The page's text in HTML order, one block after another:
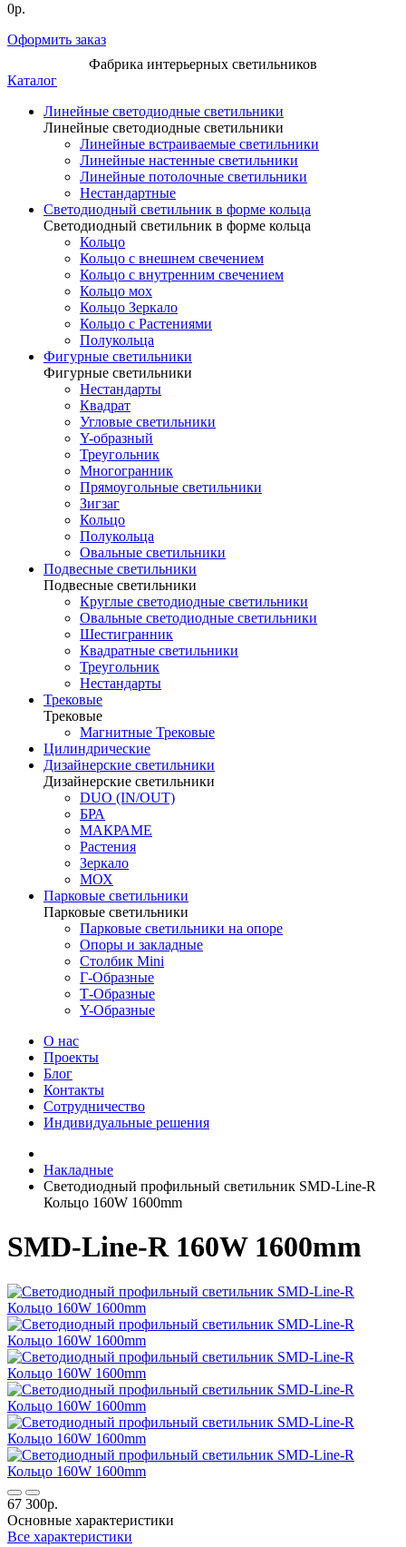
0р.
Оформить заказ
Фабрика интерьерных светильников
Каталог
Линейные светодиодные светильники
Линейные светодиодные светильники
Линейные встраиваемые светильники
Линейные настенные светильники
Линейные потолочные светильники
Нестандартные
Светодиодный светильник в форме кольца
Светодиодный светильник в форме кольца
Кольцо
Кольцо с внешнем свечением
Кольцо с внутренним свечением
Кольцо мох
Кольцо Зеркало
Кольцо с Растениями
Полукольца
Фигурные светильники
Фигурные светильники
Нестандарты
Квадрат
Угловые светильники
Y-образный
Треугольник
Многогранник
Прямоугольные светильники
Зигзаг
Кольцо
Полукольца
Овальные светильники
Подвесные светильники
Подвесные светильники
Круглые светодиодные светильники
Овальные светодиодные светильники
Шестигранник
Квадратные светильники
Треугольник
Нестандарты
Трековые
Трековые
Магнитные Трековые
Цилиндрические
Дизайнерские светильники
Дизайнерские светильники
DUO (IN/OUT)
БРА
МАКРАМЕ
Растения
Зеркало
МОХ
Парковые светильники
Парковые светильники
Парковые светильники на опоре
Опоры и закладные
Столбик Mini
Г-Образные
Т-Образные
Y-Образные
О нас
Проекты
Блог
Контакты
Сотрудничество
Индивидуальные решения
Накладные
Светодиодный профильный светильник SMD-Line-R
Кольцо 160W 1600mm
SMD-Line-R 160W 1600mm
67 300р.
Основные характеристики
Все характеристики